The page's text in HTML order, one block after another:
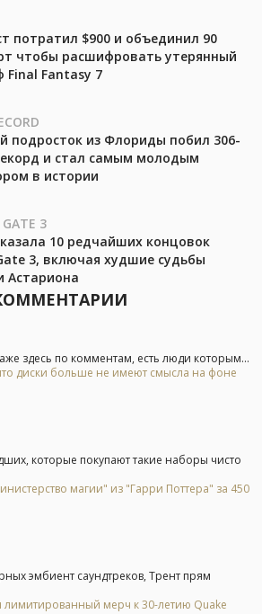
потратил $900 и объединил 90
чтобы расшифровать утерянный
Final Fantasy 7
подросток из Флориды побил 306-
и стал самым молодым
в истории
GATE 3
10 редчайших концовок
3, включая худшие судьбы
Астариона
здесь по комментам, есть люди которым...
диски больше не имеют смысла на фоне
которые покупают такие наборы чисто
магии" из "Гарри Поттера" за 450
эмбиент саундтреков, Трент прям
лимитированный мерч к 30-летию Quake